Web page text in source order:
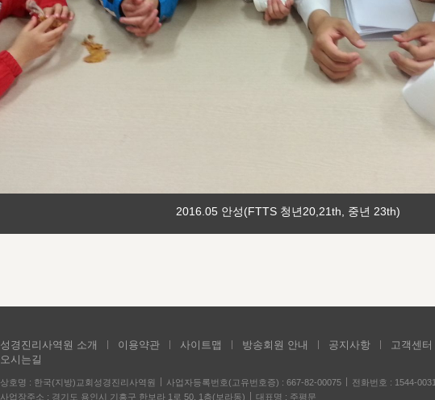
2016.05 안성(FTTS 청년20,21th, 중년 23th)
성경진리사역원 소개 이용약관 사이트맵 방송회원 안내 공지사항
고객센터
오시는길
상호명 : 한국(지방)교회성경진리사역원 사업자등록번호(고유번호증) : 667-82-00075
전화번호 : 1544-0031
사업장주소 : 경기도 용인시 기흥구 한보라 1로 50, 1층(보라동)
대표명 : 주평문